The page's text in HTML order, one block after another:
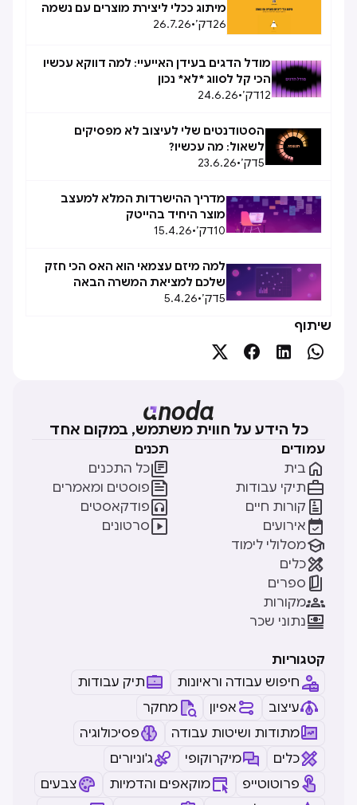
מיתוג ככלי ליצירת מוצרים עם נשמה
26דק׳•
26.7.26
מודל הדגים בעידן האייעיי: למה דווקא עכשיו
הכי קל לסווג *לא* נכון
12דק׳•
24.6.26
הסטודנטים שלי לעיצוב לא מפסיקים
לשאול: מה עכשיו?
5דק׳•
23.6.26
מדריך ההישרדות המלא למעצב
מוצר היחיד בהייטק
10דק׳•
15.4.26
למה מיזם עצמאי הוא האס הכי חזק
שלכם למציאת המשרה הבאה
5דק׳•
5.4.26
שיתוף




כל הידע על חווית משתמש, במקום אחד
עמודים
בית 
תיקי עבודות
קורות חיים 
אירועים 
מסלולי לימוד
כלים
ספרים 
מקורות
נתוני שכר
תכנים
כל התכנים
פוסטים ומאמרים
פודקאסטים
סרטונים
קטגוריות
חיפוש עבודה וראיונות
תיק עבודות
עיצוב
אפיון
מחקר
מתודות ושיטות עבודה
פסיכולוגיה
כלים
מיקרוקופי
ג'וניורים
פרוטוטייפ
מוקאפים והדמיות
צבעים